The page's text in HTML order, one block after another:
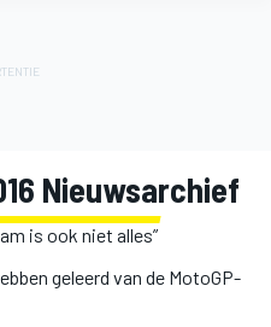
Nieuwsarchief
is ook niet alles”
geleerd van de MotoGP-